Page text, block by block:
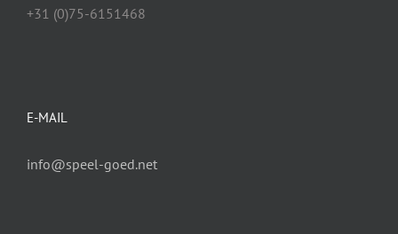
+31 (0)75-6151468
E-MAIL
info@speel-goed.net